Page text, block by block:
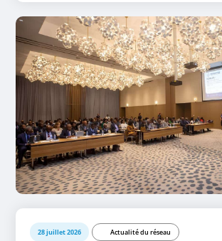
28 juillet 2026 Actualité du réseau